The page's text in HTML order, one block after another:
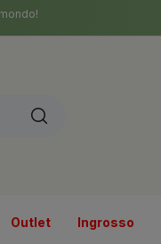
Outlet Ingrosso